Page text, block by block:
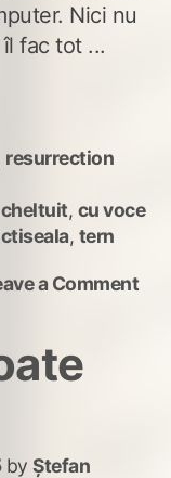
Nici nu
fac tot ...
resurrection
cheltuit, cu voce
, tern
a Commenton
by Ștefan